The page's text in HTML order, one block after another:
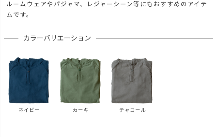
ルームウェアやパジャマ、レジャーシーン等にもおすすめのアイテ
ムです。
カラーバリエーション
ネイビー カーキ チャコール